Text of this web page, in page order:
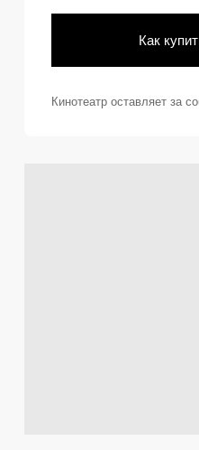
Как
Кинотеатр оставляет за